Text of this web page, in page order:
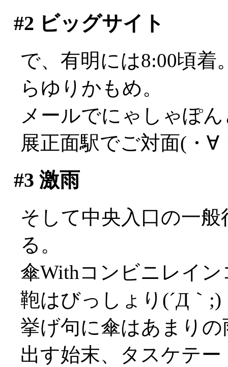
#2 ビッグサイト
で、有明には8:00頃着
らゆりかもめ。
メールでにゃしゃぽ
展正面駅でご対面(・∀
#3 激雨
そして中央入口の一
る。
傘Withコンビニレイ
鞄はびっしょり(´Д｀;)
挙げ句に傘はあまり
出す始末、タスケテー